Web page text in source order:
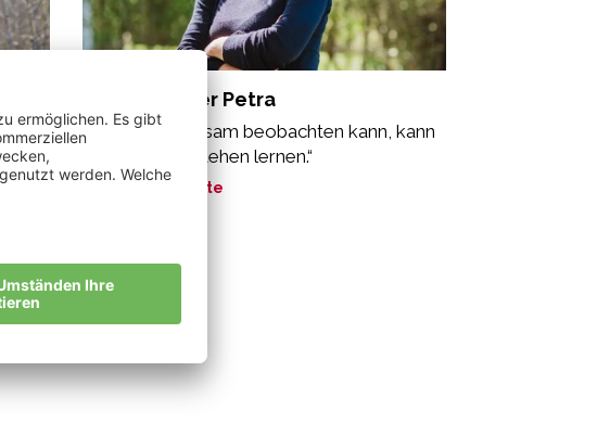
Klammsteiner Petra
„Was man langsam beobachten kann, kann
man auch verstehen lernen.“
Meine Geschichte